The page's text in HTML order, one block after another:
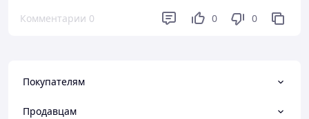
Комментарии 0 0 0
Покупателям
Продавцам